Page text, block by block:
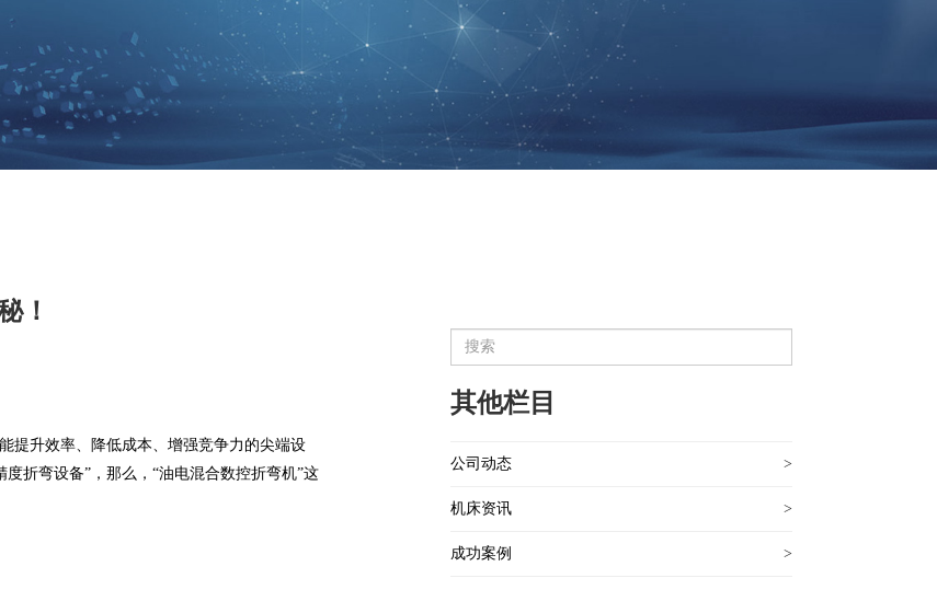
！
提升效率、降低成本、增强竞争力的尖端设
折弯设备”，那么，“油电混合数控折弯机”这
其他栏目
公司动态 >
机床资讯 >
成功案例 >